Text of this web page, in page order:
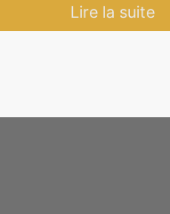
Lire la suite